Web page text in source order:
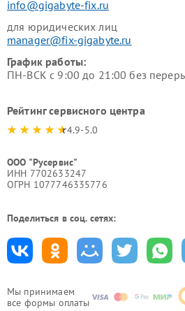
Мы принимаем
все формы оплаты
info@gigabyte-fix.ru
для юридических лиц
manager@fix-gigabyte.ru
График работы:
ПН-ВСК с 9:00 до 21:00 без
Рейтинг сервисного центра
4.9-5.0
ООО "Русервис"
ИНН 7702633247
ОГРН 1077746335776
Поделиться в соц. сетях: